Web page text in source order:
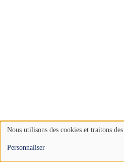
of
Nous utilisons des cookies et traitons
Personnaliser